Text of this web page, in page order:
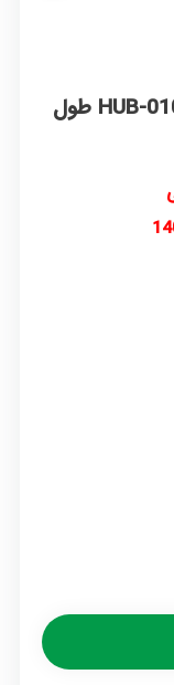
هاب 4 پورت USB 3.0 میکاسو HUB-010 طول